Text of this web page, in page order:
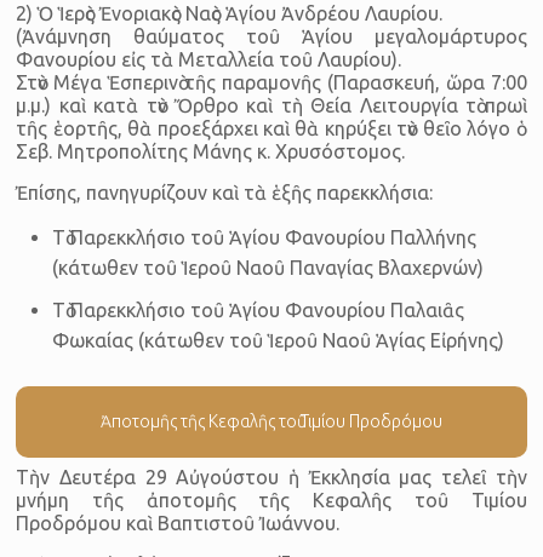
2) Ὁ Ἱερὸς Ἐνοριακὸς Ναὸς Ἁγίου Ἀνδρέου Λαυρίου.
(Ἀνάμνηση θαύματος τοῦ Ἁγίου μεγαλομάρτυρος
Φανουρίου εἰς τὰ Μεταλλεία τοῦ Λαυρίου).
Στὸν Μέγα Ἑσπερινὸ τῆς παραμονῆς (Παρασκευή, ὥρα 7:00
μ.μ.) καὶ κατὰ τὸν Ὄρθρο καὶ τὴ Θεία Λειτουργία τὸ πρωὶ
τῆς ἑορτῆς, θὰ προεξάρχει καὶ θὰ κηρύξει τὸν θεῖο λόγο ὁ
Σεβ. Μητροπολίτης Μάνης κ. Χρυσόστομος.
Ἐπίσης, πανηγυρίζουν καὶ τὰ ἑξῆς παρεκκλήσια:
Τὸ Παρεκκλήσιο τοῦ Ἁγίου Φανουρίου Παλλήνης
(κάτωθεν τοῦ Ἱεροῦ Ναοῦ Παναγίας Βλαχερνών)
Τὸ Παρεκκλήσιο τοῦ Ἁγίου Φανουρίου Παλαιᾶς
Φωκαίας (κάτωθεν τοῦ Ἱεροῦ Ναοῦ Ἁγίας Εἰρήνης)
Ἀποτομῆς τῆς Κεφαλῆς τοῦ Τιμίου Προδρόμου
Τὴν Δευτέρα 29 Αὐγούστου ἡ Ἐκκλησία μας τελεῖ τὴν
μνήμη τῆς ἀποτομῆς τῆς Κεφαλῆς τοῦ Τιμίου
Προδρόμου καὶ Βαπτιστοῦ Ἰωάννου.